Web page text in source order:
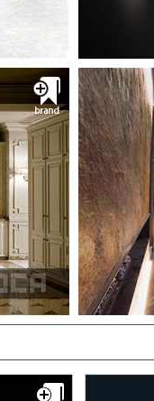
دريافت کاتالوگ
خانه آراد GAMADECOR
گامادکور
گاما دکور
های روشویی
های خاص و
دريافت